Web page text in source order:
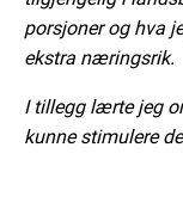
porsjoner og hva
ekstra næringsrik.
I tillegg lærte jeg
kunne stimulere